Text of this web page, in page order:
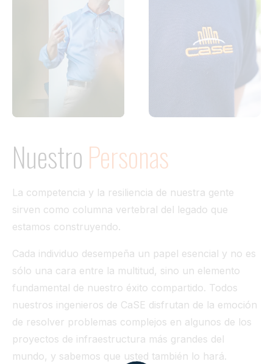
NuestroPersonas
La competencia y la resiliencia de nuestra gente
sirven como columna vertebral del legado que
estamos construyendo.
Cada individuo desempeña un papel esencial y no es
sólo una cara entre la multitud, sino un elemento
fundamental de nuestro éxito compartido. Todos
nuestros ingenieros de CaSE disfrutan de la emoción
de resolver problemas complejos en algunos de los
proyectos de infraestructura más grandes del
mundo, y sabemos que usted también lo hará.